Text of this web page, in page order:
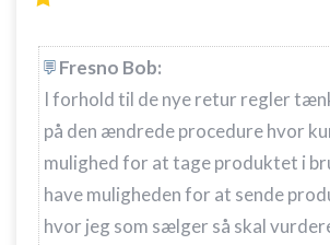
Fresno Bob:
I forhold til de nye retur regler
på den ændrede procedure hvor
mulighed for at tage produktet i
have muligheden for at sende
hvor jeg som sælger så skal